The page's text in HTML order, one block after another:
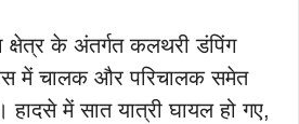
क्षेत्र के अंतर्गत कलथरी डंपिंग
में चालक और परिचालक समेत
में सात यात्री घायल हो गए,